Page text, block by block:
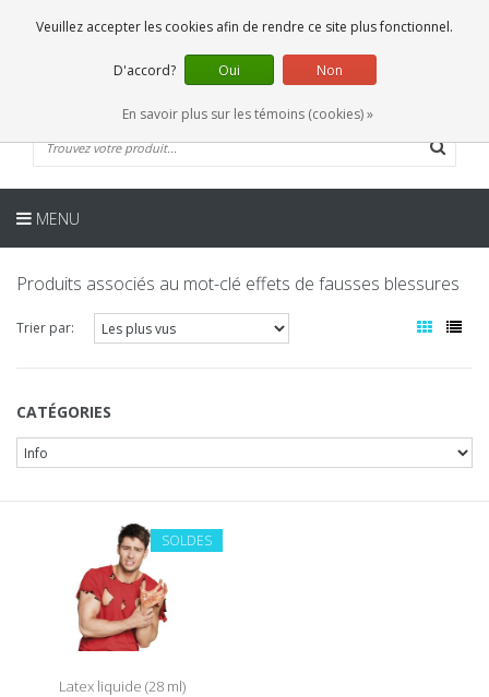
0 Articles
FR
MENU
Produits associés au mot-clé effets de fausses blessures
Trier par:
CATÉGORIES
SOLDES
Latex liquide (28 ml)
Veuillez accepter les cookies afin de rendre ce site plus fonctionnel.
D'accord? Oui Non
En savoir plus sur les témoins (cookies) »